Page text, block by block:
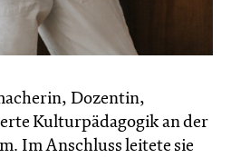
Dozentin,
Kulturpädagogik an der
Im Anschluss leitete sie